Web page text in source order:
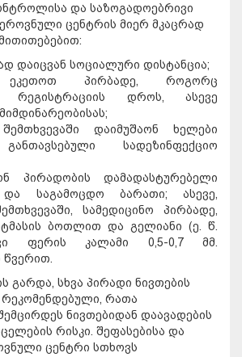
და საზოგადოებრივი
ცენტრის მიერ მკაცრად
დაიცვან სოციალური დისტანცია;
ეკეთოთ პირბადე, როგორც
რეგისტრაციის დროს, ასევე
დაიმუშაონ ხელები
სადეზინფექციო
პირადობის დამადასტურებელი
და საგამოცდო ბარათი; ასევე,
სამედიცინო პირბადე,
ბოთლით და გელიანი (ე. წ.
ფერის კალამი 0,5-0,7 მმ.
გარდა, სხვა პირადი ნივთების
რათა
ნივთებიდან დაავადების
რისკი. შეფასებისა და
ცენტრი სთხოვს